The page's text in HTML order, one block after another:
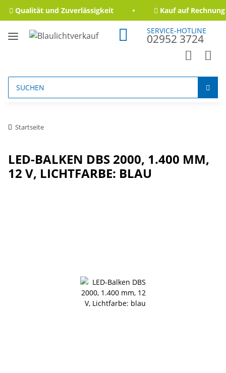
Qualität und Zuverlässigkeit Kauf auf Rechnung
SERVICE-HOTLINE
02952 3724
Startseite
LED-BALKEN DBS 2000, 1.400 MM,
12 V, LICHTFARBE: BLAU